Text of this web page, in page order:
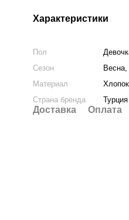
Характеристики
Пол
Сезон
Материал
Хлопок
Страна бренда
Турция
Доставка Оплата